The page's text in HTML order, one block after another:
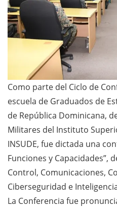
Como parte del Ciclo de
escuela de Graduados de
de República Dominicana,
Militares del Instituto
INSUDE, fue dictada una
Funciones y Capacidades”,
Control, Comunicaciones,
Ciberseguridad e
La Conferencia fue